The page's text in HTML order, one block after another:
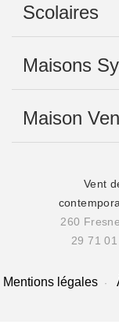
Scolaires
Maisons
Maison
Vent
260
29 71
Mentions légales